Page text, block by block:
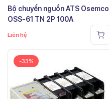
Bộ chuyển nguồn ATS Osemco
OSS-61 TN 2P 100A
Liên hệ
-33%